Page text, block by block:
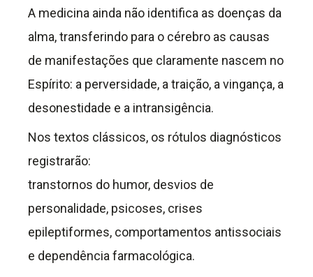
A medicina ainda não identifica as doenças da
alma, transferindo para o cérebro as causas
de manifestações que claramente nascem no
Espírito: a perversidade, a traição, a vingança, a
desonestidade e a intransigência.
Nos textos clássicos, os rótulos diagnósticos
registrarão:
transtornos do humor, desvios de
personalidade, psicoses, crises
epileptiformes, comportamentos antissociais
e dependência farmacológica.